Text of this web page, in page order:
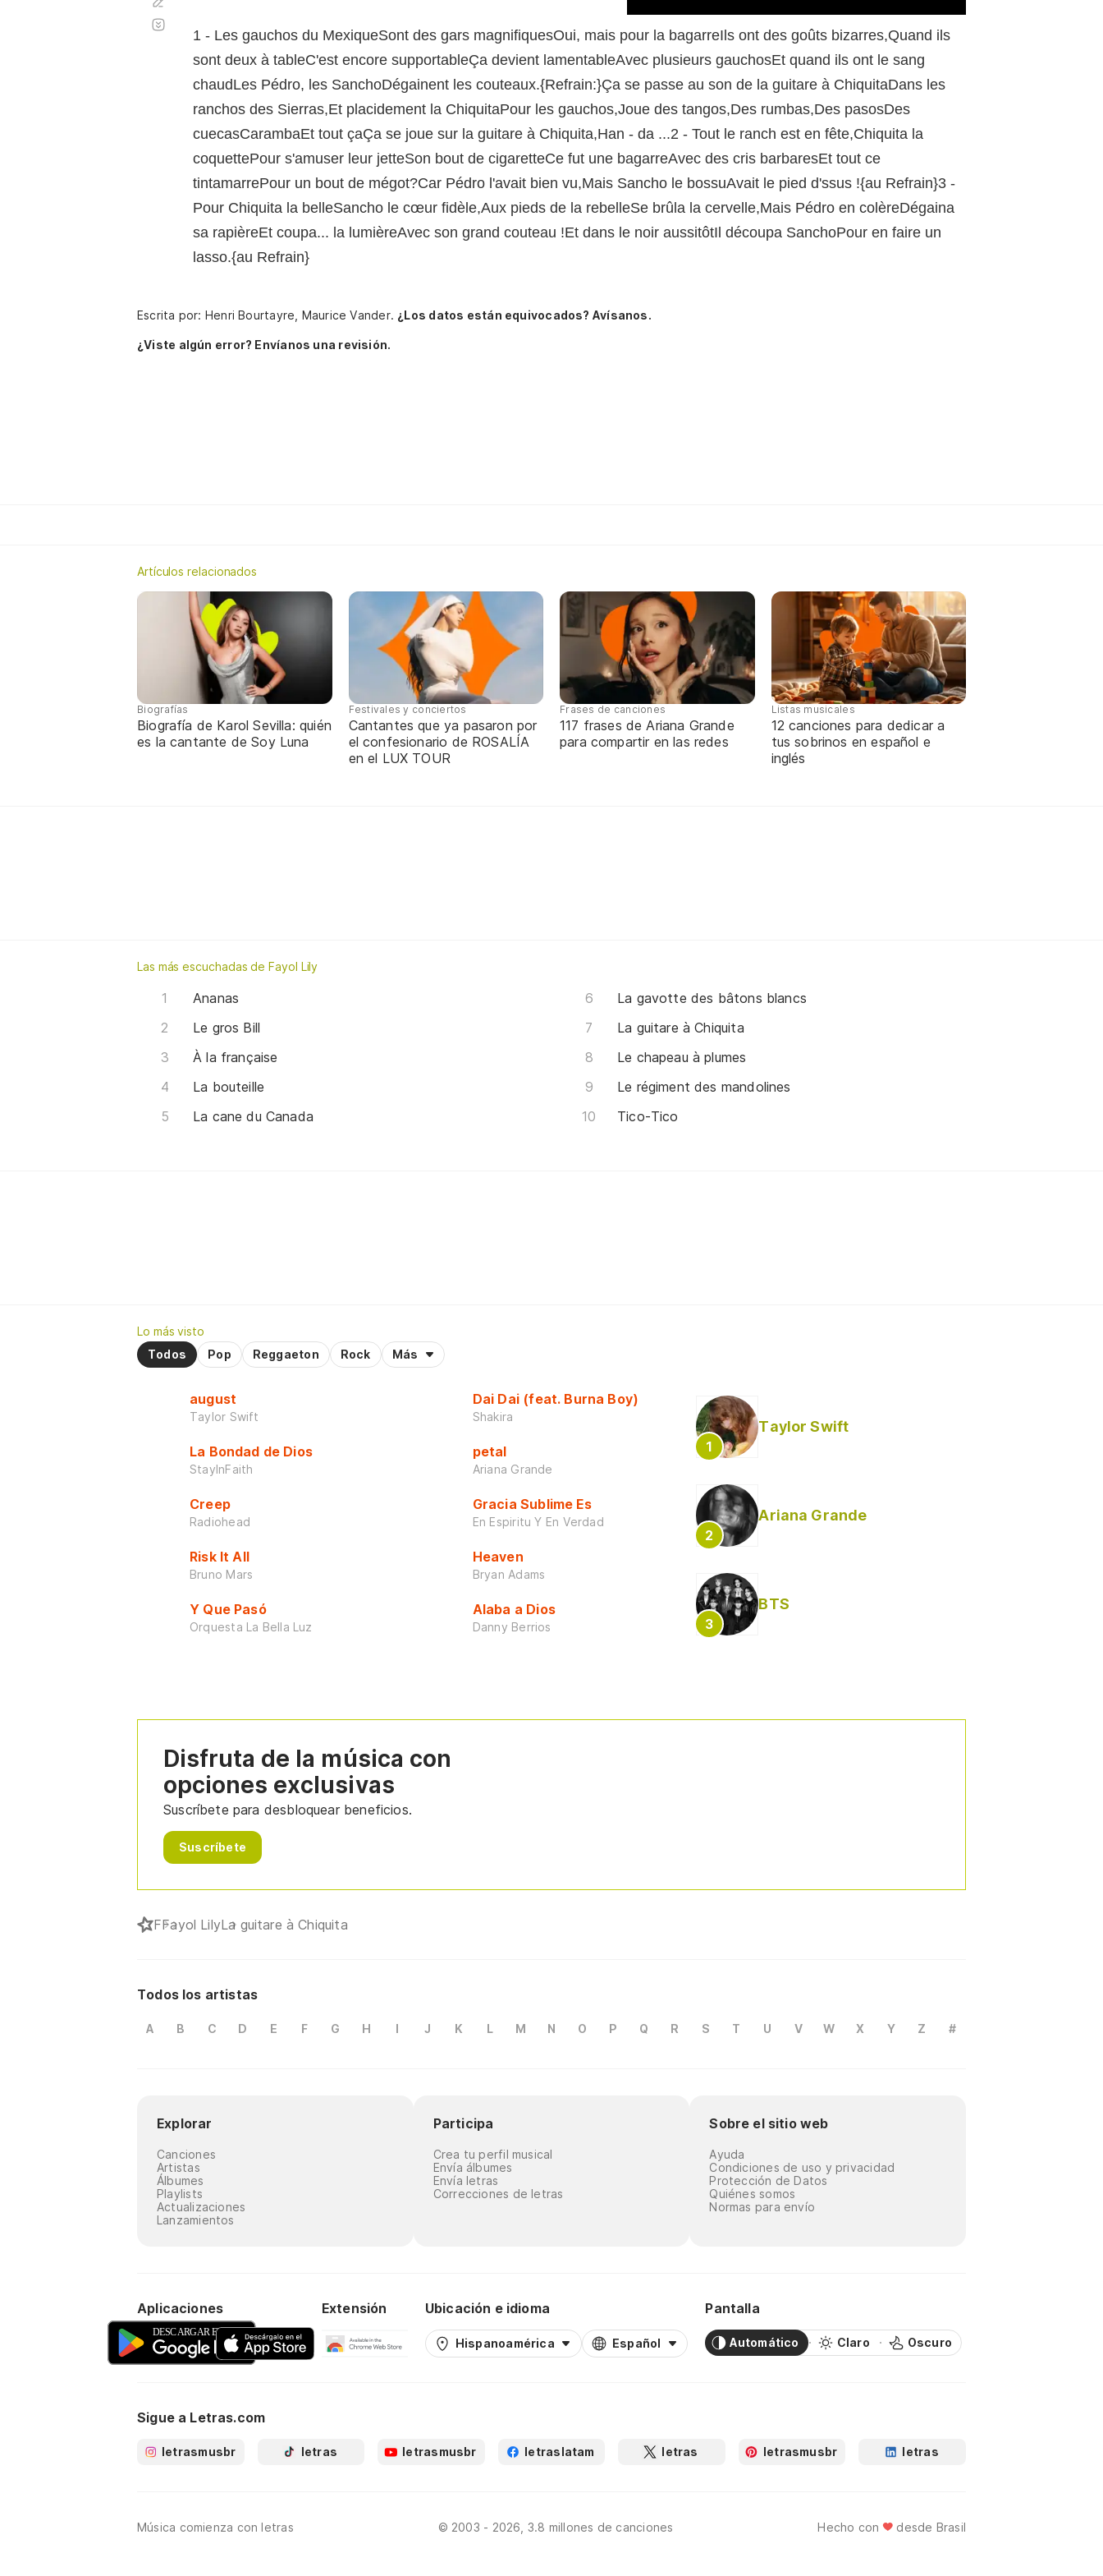
1 - Les gauchos du MexiqueSont des gars magnifiquesOui, mais pour la bagarreIls ont des goûts bizarres,Quand ils
sont deux à tableC'est encore supportableÇa devient lamentableAvec plusieurs gauchosEt quand ils ont le sang
chaudLes Pédro, les SanchoDégainent les couteaux.{Refrain:}Ça se passe au son de la guitare à ChiquitaDans les
ranchos des Sierras,Et placidement la ChiquitaPour les gauchos,Joue des tangos,Des rumbas,Des pasosDes
cuecasCarambaEt tout çaÇa se joue sur la guitare à Chiquita,Han - da ...2 - Tout le ranch est en fête,Chiquita la
coquettePour s'amuser leur jetteSon bout de cigaretteCe fut une bagarreAvec des cris barbaresEt tout ce
tintamarrePour un bout de mégot?Car Pédro l'avait bien vu,Mais Sancho le bossuAvait le pied d'ssus !{au Refrain}3 -
Pour Chiquita la belleSancho le cœur fidèle,Aux pieds de la rebelleSe brûla la cervelle,Mais Pédro en colèreDégaina
sa rapièreEt coupa... la lumièreAvec son grand couteau !Et dans le noir aussitôtIl découpa SanchoPour en faire un
lasso.{au Refrain}
automático
Escrita por: Henri Bourtayre, Maurice Vander. ¿Los datos están equivocados? Avísanos.
¿Viste algún error? Envíanos una revisión.
Artículos relacionados
Biografías
Biografía de Karol Sevilla: quién
es la cantante de Soy Luna
Festivales y conciertos
Cantantes que ya pasaron por
el confesionario de ROSALÍA
en el LUX TOUR
Frases de canciones
117 frases de Ariana Grande
para compartir en las redes
Listas musicales
12 canciones para dedicar a
tus sobrinos en español e
inglés
Las más escuchadas de Fayol Lily
Ananas
Le gros Bill
À la française
La bouteille
La cane du Canada
La gavotte des bâtons blancs
La guitare à Chiquita
Le chapeau à plumes
Le régiment des mandolines
Tico-Tico
Lo más visto
Todos
Pop Reggaeton Rock Más
august
Taylor Swift
La Bondad de Dios
StayInFaith
Creep
Radiohead
Risk It All
Bruno Mars
Y Que Pasó
Orquesta La Bella Luz
Dai Dai (feat. Burna Boy)
Shakira
petal
Ariana Grande
Gracia Sublime Es
En Espiritu Y En Verdad
Heaven
Bryan Adams
Alaba a Dios
Danny Berrios
Taylor Swift
Ariana Grande
BTS
Disfruta de la música con
opciones exclusivas
Suscríbete para desbloquear beneficios.
Suscríbete
FFayol LilyLa guitare à Chiquita
Todos los artistas
A B C D E F G H I J K L M N O P Q R S T U V W X Y Z #
Explorar
Canciones
Artistas
Álbumes
Playlists
Actualizaciones
Lanzamientos
Participa
Crea tu perfil musical
Envía álbumes
Envía letras
Correcciones de letras
Sobre el sitio web
Ayuda
Condiciones de uso y privacidad
Protección de Datos
Quiénes somos
Normas para envío
Aplicaciones Extensión Ubicación e idioma
Hispanoamérica Español
Pantalla
Automático Claro Oscuro
Sigue a Letras.com
letrasmusbr letras letrasmusbr letraslatam letras letrasmusbr letras
Música comienza con letras © 2003 - 2026, 3.8 millones de canciones Hecho con desde Brasil